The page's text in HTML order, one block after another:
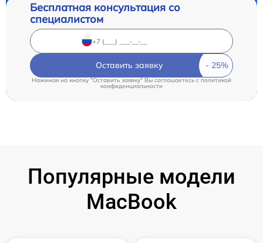
Бесплатная консультация со
специалистом
Оставить заявку
Нажимая на кнопку "Оставить заявку" Вы соглашаетесь c политикой
конфиденциальности
Популярные модели
MacBook